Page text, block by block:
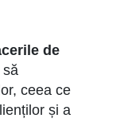
de
să
ceea ce
și a